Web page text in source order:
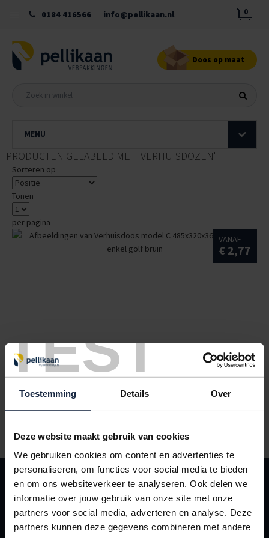
TEST
Toestemming Details Over
Deze website maakt gebruik van cookies
We gebruiken cookies om content en advertenties te
personaliseren, om functies voor social media te bieden
en om ons websiteverkeer te analyseren. Ook delen we
informatie over jouw gebruik van onze site met onze
partners voor social media, adverteren en analyse. Deze
partners kunnen deze gegevens combineren met andere
0184 416566 info@pellikaan.nl 0
Doos op maat
MENU
PRODUCTEN GELABELD MET 'VERHUISDOZEN'
Sorteren op
Tonen
per pagina
VANAF
€ 2,77
KLANTENSERVICE
Contact
Leveringsvoorwaarden
Mijn Pellikaan